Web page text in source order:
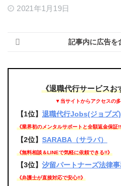
2021年1月19日
記事内に広告を
《退職代行サービスお
▼当サイトからアクセスの
【1位】 退職代行Jobs(ジョブズ)
《業界初のメンタルサポートと全額返金保証
【2位】 SARABA（サラバ）
《無料相談＆LINEで気軽に依頼できる!!》
【3位】 汐留パートナーズ法律
《弁護士が直接対応で安心!!》